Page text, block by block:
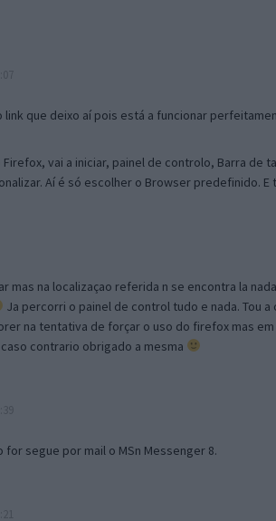
que deixo aí pois está a funcionar
vai a iniciar, painel de controlo, Barra de
Aí é só escolher o Browser predefinido.
mas na localizaçao referida n se encontra la
Ja percorri o painel de control tudo e nada. Tou a
na tentativa de forçar o uso do firefox mas em
contrario obrigado a mesma
for segue por mail o MSn Messenger 8.